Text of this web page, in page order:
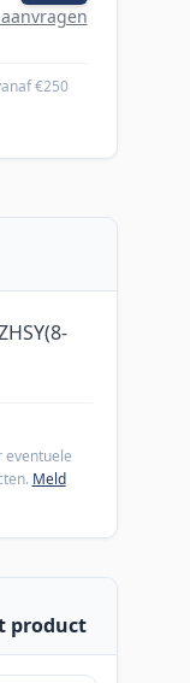
€250
eventuele
Meld
product